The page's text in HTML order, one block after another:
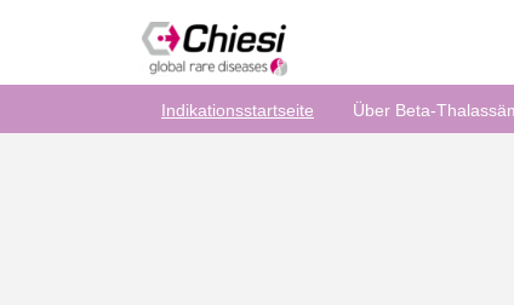
Indikationsstartseite Über Beta-